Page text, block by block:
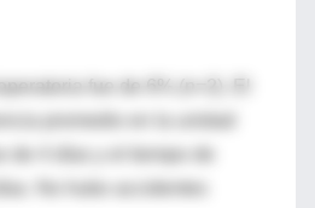
fue de 6% (n=2). El
promedio en la unidad
de 4 días y el tiempo de